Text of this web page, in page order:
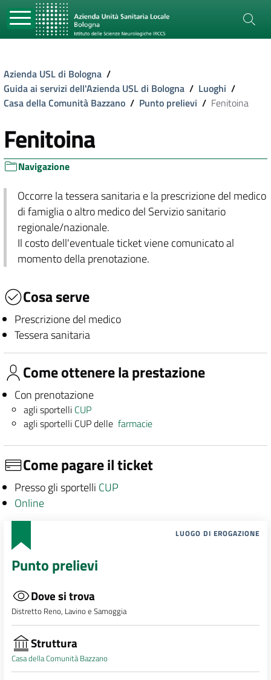
Azienda USL di Bologna /
Guida ai servizi dell'Azienda USL di Bologna / Luoghi /
Casa della Comunità Bazzano / Punto prelievi / Fenitoina
Fenitoina
Navigazione
Occorre la tessera sanitaria e la prescrizione del medico
di famiglia o altro medico del Servizio sanitario
regionale/nazionale.
Il costo dell'eventuale ticket viene comunicato al
momento della prenotazione.
Cosa serve
Prescrizione del medico
Tessera sanitaria
Come ottenere la prestazione
Con prenotazione
agli sportelli CUP
agli sportelli CUP dellefarmacie
Come pagare il ticket
Presso gli sportelli CUP
Online
LUOGO DI EROGAZIONE
Punto prelievi
Dove si trova
Distretto Reno, Lavino e Samoggia
Struttura
Casa della Comunità Bazzano